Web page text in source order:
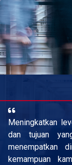
Meningkatkan
dan tujuan
menempatkan
kemampuan